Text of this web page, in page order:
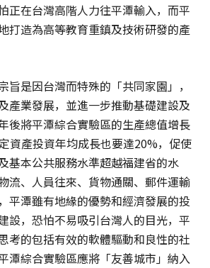
正在台灣高階人力往平潭輸入，而平
打造為高等教育重鎮及技術研發的產
旨是因台灣而特殊的「共同家園」，
產業發展，並進一步推動基礎建設及
後將平潭綜合實驗區的生產總值增長
資產投資年均成長也要達20%，促使
基本公共服務水準超越福建省的水
流、人員往來、貨物通關、郵件運輸
平潭雖有地緣的優勢和經濟發展的投
設，恐怕不易吸引台灣人的目光，平
考的包括有效的軟體驅動和良性的社
潭綜合實驗區應將「友善城市」納入